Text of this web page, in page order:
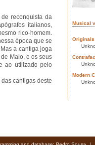
reconquista da
italianos,
rico-homem.
época que se
a cantiga joga
Maio, e os seus
ao utilizado pelo
cantigas deste
Musical
Originals
Modern